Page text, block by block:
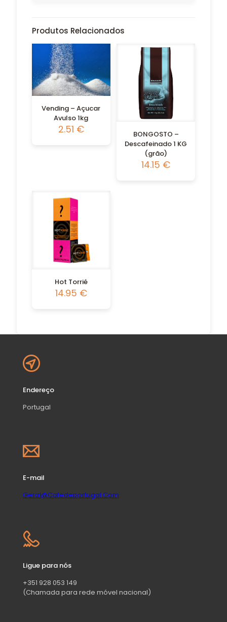
Produtos Relacionados
Vending – Açucar
Avulso 1kg
2.51 €
BONGOSTO –
Descafeinado 1 KG
(grão)
14.15 €
Hot Torrié
14.95 €
Endereço
Portugal
E-mail
Geral@Cafedeportugal.Com
Ligue para nós
+351 928 053 149
(Chamada para rede móvel nacional)